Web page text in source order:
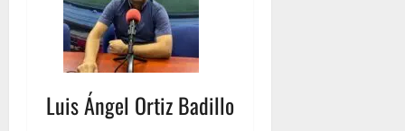
Luis Ángel Ortiz Badillo